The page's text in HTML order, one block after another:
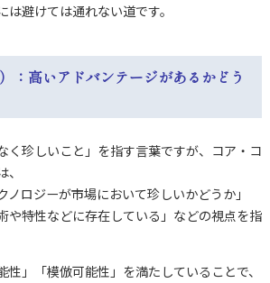
は避けては通れない道です。
：高いアドバンテージがあるかどう
く珍しいこと」を指す言葉ですが、コア・コ
ノロジーが市場において珍しいかどうか」
や特性などに存在している」などの視点を指
性」「模倣可能性」を満たしていることで、